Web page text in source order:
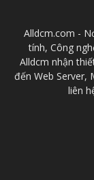
Alldcm.com -
tính, Công
Alldcm nhận
đến Web Server,
liên